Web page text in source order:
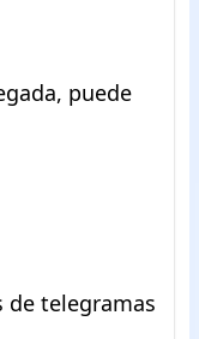
puede
de telegramas